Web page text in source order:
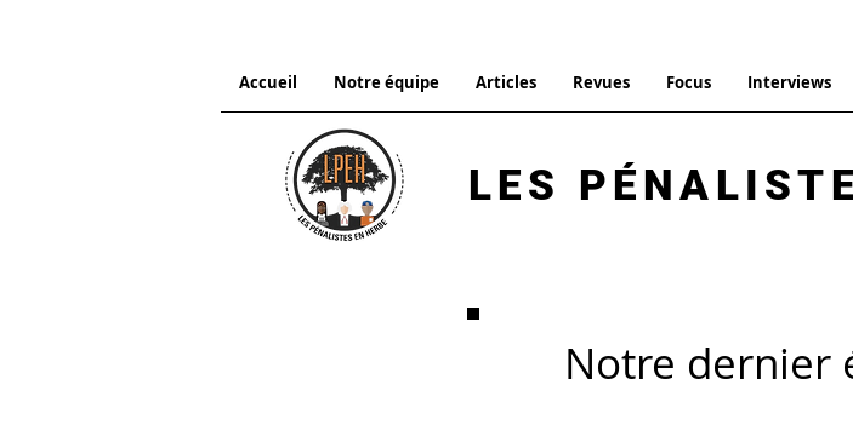
Accueil Notre équipe Articles Revues Focus Interviews
LES
Notre dernier